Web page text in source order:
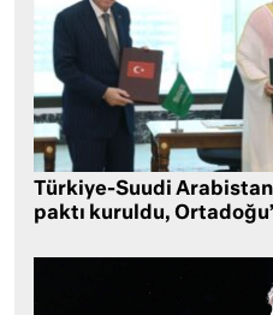
Türkiye-Suudi
paktı kuruldu,